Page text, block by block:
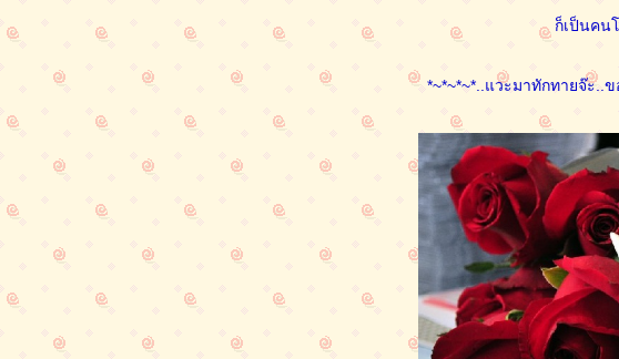
ก็เป็นคน
*~*~*~*..แวะมาทักทายจ๊ะ..